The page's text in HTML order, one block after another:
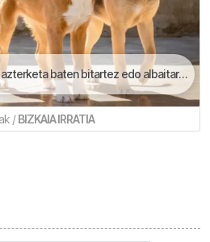
bitartez edo albaitariaren kontsultan be egin ahalko da | Goizeko Izarretan
/BIZKAIA IRRATIA